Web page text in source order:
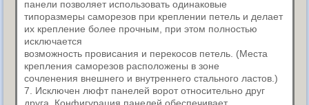
панели позволяет использовать одинаковые
типоразмеры саморезов при креплении петель и делает
их крепление более прочным, при этом полностью
исключается
возможность провисания и перекосов петель. (Места
крепления саморезов расположены в зоне
сочленения внешнего и внутреннего стального ластов.)
7. Исключен люфт панелей ворот относительно друг